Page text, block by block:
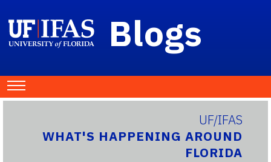
Blogs
UF/IFAS
WHAT'S HAPPENING AROUND
FLORIDA